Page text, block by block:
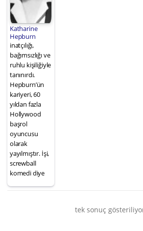
Katharine
Hepburn
inatçılığı,
bağımsızlığı ve
ruhlu kişiliğiyle
tanınırdı.
Hepburn’ün
kariyeri, 60
yıldan fazla
Hollywood
başrol
oyuncusu
olarak
yayılmıştır. İşi,
screwball
komedi diye
tek sonuç